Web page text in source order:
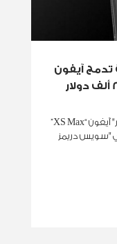
تدمج آيفون
دمجت صانعة الملحقات الروسية "كافيار" آيفون “XS Max”
"سويس دريمز